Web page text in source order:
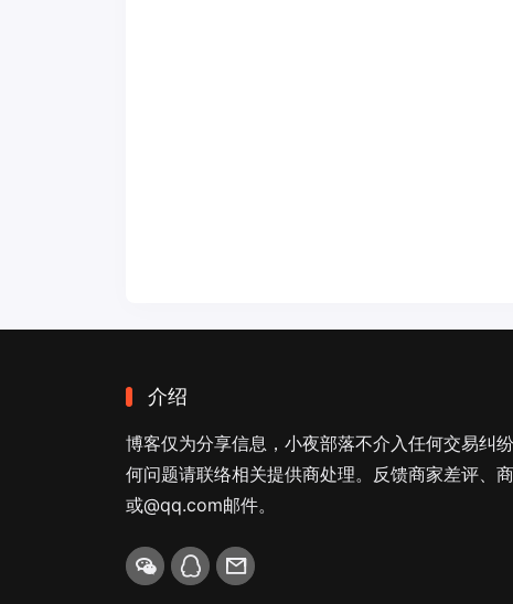
介绍
博客仅为分享信息，小夜部落不介入任何交易纠
何问题请联络相关提供商处理。反馈商家差评、
或@qq.com邮件。